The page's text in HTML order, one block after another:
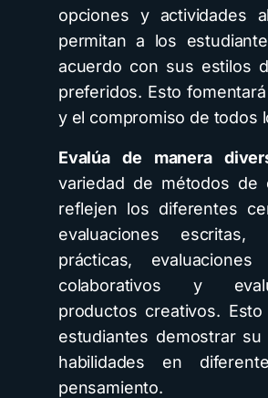
opciones y actividades
permitan a los
acuerdo con sus estilos
preferidos. Esto
y el compromiso de todos
Evalúa de manera
variedad de métodos de
reflejen los diferentes
evaluaciones escritas,
prácticas,
colaborativos y
productos creativos.
estudiantes demostrar
habilidades en
pensamiento.